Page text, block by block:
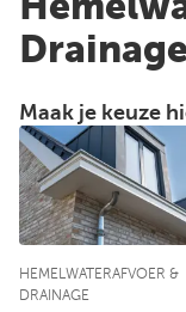
Drainage
Maak je keuze
HEMELWATERAFVOER &
DRAINAGE